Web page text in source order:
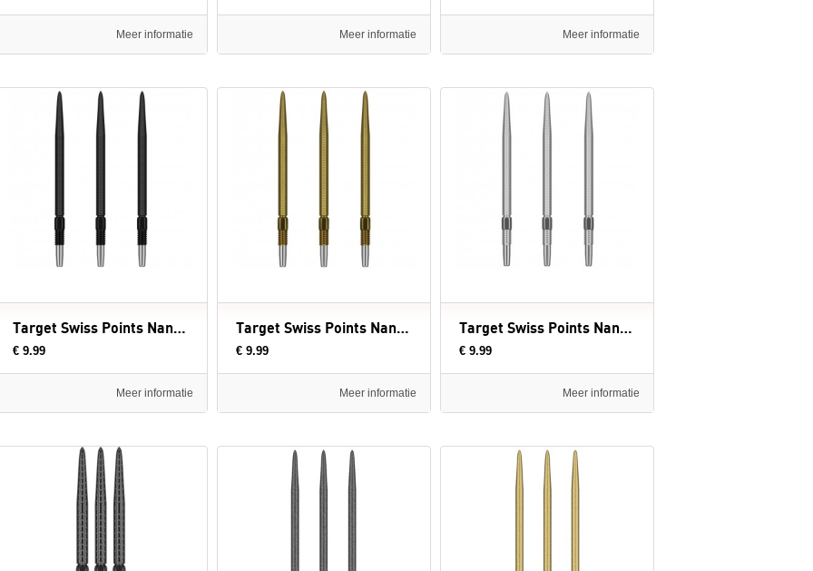
Meer informatie Meer informatie Meer informatie
Target Swiss Points Nano Black - dartpunten
€ 9.99
Meer informatie
Target Swiss Points Nano Gold - dartpunten
€ 9.99
Meer informatie
Target Swiss Points Nano Silver - dartpunten
€ 9.99
Meer informatie